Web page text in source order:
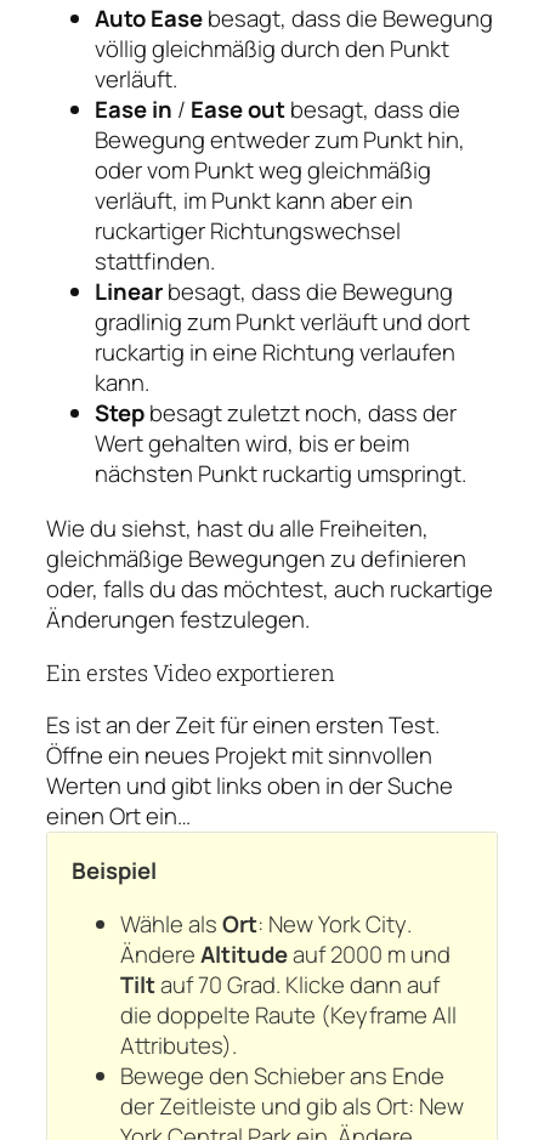
Auto Easebesagt, dass die Bewegung
völlig gleichmäßig durch den Punkt
verläuft.
Ease in / Ease outbesagt, dass die
Bewegung entweder zum Punkt hin,
oder vom Punkt weg gleichmäßig
verläuft, im Punkt kann aber ein
ruckartiger Richtungswechsel
stattfinden.
Linearbesagt, dass die Bewegung
gradlinig zum Punkt verläuft und dort
ruckartig in eine Richtung verlaufen
kann.
Stepbesagt zuletzt noch, dass der
Wert gehalten wird, bis er beim
nächsten Punkt ruckartig umspringt.
Wie du siehst, hast du alle Freiheiten,
gleichmäßige Bewegungen zu definieren
oder, falls du das möchtest, auch ruckartige
Änderungen festzulegen.
Ein erstes Video exportieren
Es ist an der Zeit für einen ersten Test.
Öffne ein neues Projekt mit sinnvollen
Werten und gibt links oben in der Suche
einen Ort ein…
Beispiel
Wähle alsOrt: New York City.
ÄndereAltitudeauf 2000 m und
Tiltauf 70 Grad. Klicke dann auf
die doppelte Raute (Keyframe All
Attributes).
Bewege den Schieber ans Ende
der Zeitleiste und gib als Ort: New